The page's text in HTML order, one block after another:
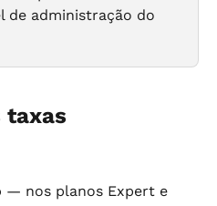
de administração do
taxas
— nos planos Expert e